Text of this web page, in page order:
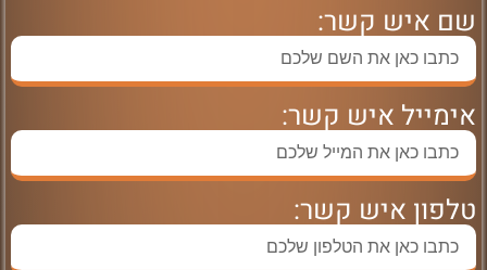
שם איש קשר:
אימייל איש קשר:
טלפון איש קשר: